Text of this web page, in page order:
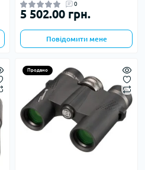
0
5 502.00 грн.
Повідомити мене
Продано